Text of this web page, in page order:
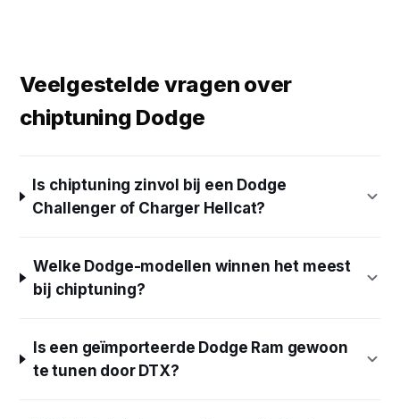
Veelgestelde vragen over
chiptuning Dodge
Is chiptuning zinvol bij een Dodge
Challenger of Charger Hellcat?
Welke Dodge-modellen winnen het meest
bij chiptuning?
Is een geïmporteerde Dodge Ram gewoon
te tunen door DTX?